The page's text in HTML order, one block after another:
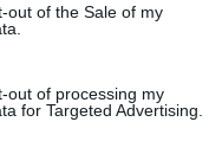
out of the Sale of my
out of processing my
for Targeted Advertising.
Lukakusi è concesso
azzurro è infatti